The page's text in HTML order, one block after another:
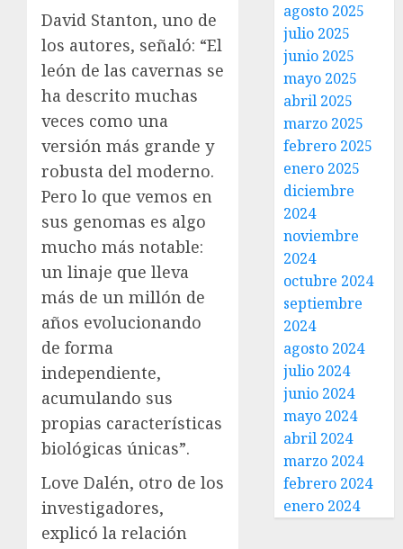
David Stanton, uno de
los autores, señaló: “El
león de las cavernas se
ha descrito muchas
veces como una
versión más grande y
robusta del moderno.
Pero lo que vemos en
sus genomas es algo
mucho más notable:
un linaje que lleva
más de un millón de
años evolucionando
de forma
independiente,
acumulando sus
propias características
biológicas únicas”.
Love Dalén, otro de los
investigadores,
explicó la relación
agosto 2025
julio 2025
junio 2025
mayo 2025
abril 2025
marzo 2025
febrero 2025
enero 2025
diciembre
2024
noviembre
2024
octubre 2024
septiembre
2024
agosto 2024
julio 2024
junio 2024
mayo 2024
abril 2024
marzo 2024
febrero 2024
enero 2024